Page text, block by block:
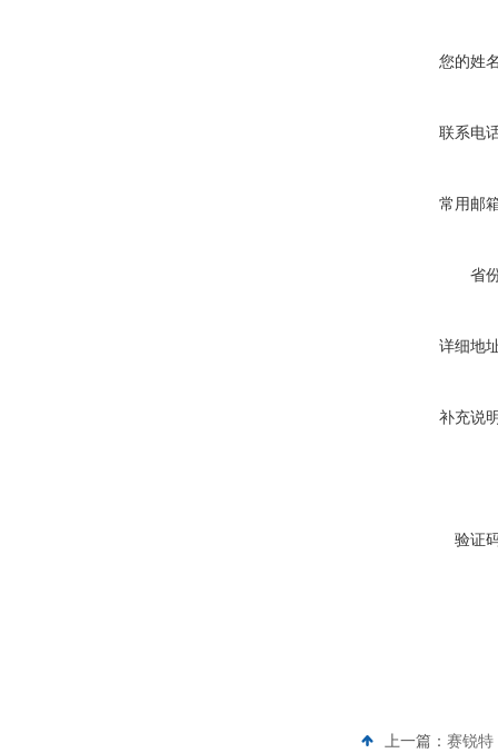
您的姓
联系电
常用邮
省
详细地
补充说
验证
上一篇： 赛锐特